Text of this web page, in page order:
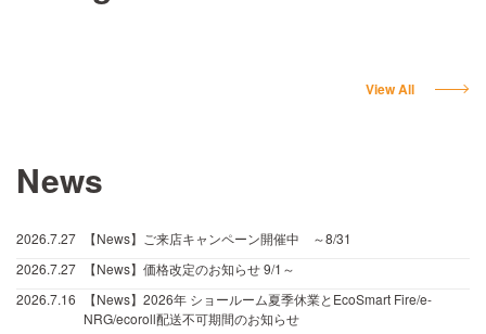
View All
News
2026.7.27
【News】ご来店キャンペーン開催中 ～8/31
2026.7.27
【News】価格改定のお知らせ 9/1～
2026.7.16
【News】2026年 ショールーム夏季休業とEcoSmart Fire/e-
NRG/ecoroll配送不可期間のお知らせ